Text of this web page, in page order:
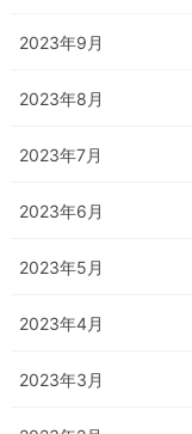
2023年9月
2023年8月
2023年7月
2023年6月
2023年5月
2023年4月
2023年3月